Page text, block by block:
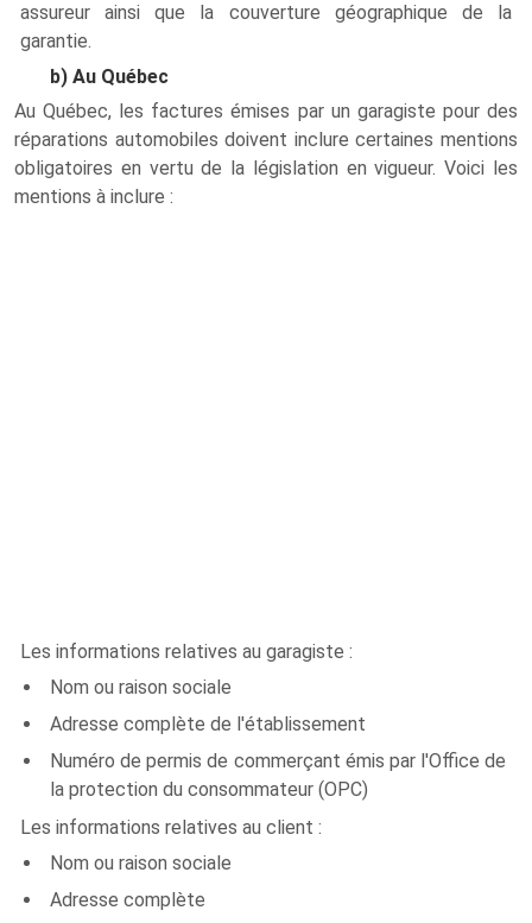
assureur ainsi que la couverture géographique de la
garantie.
b) Au Québec
Au Québec, les factures émises par un garagiste pour des
réparations automobiles doivent inclure certaines mentions
obligatoires en vertu de la législation en vigueur. Voici les
mentions à inclure :
Les informations relatives au garagiste :
Nom ou raison sociale
Adresse complète de l'établissement
Numéro de permis de commerçant émis par l'Office de
la protection du consommateur (OPC)
Les informations relatives au client :
Nom ou raison sociale
Adresse complète